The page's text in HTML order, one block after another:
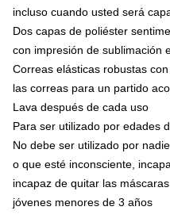
incluso cuando usted será
Dos capas de poliéster
con impresión de sublimación
Correas elásticas robustas
las correas para un partido
Lava después de cada uso
Para ser utilizado por edades
No debe ser utilizado por
o que esté inconsciente,
incapaz de quitar las
jóvenes menores de 3 años